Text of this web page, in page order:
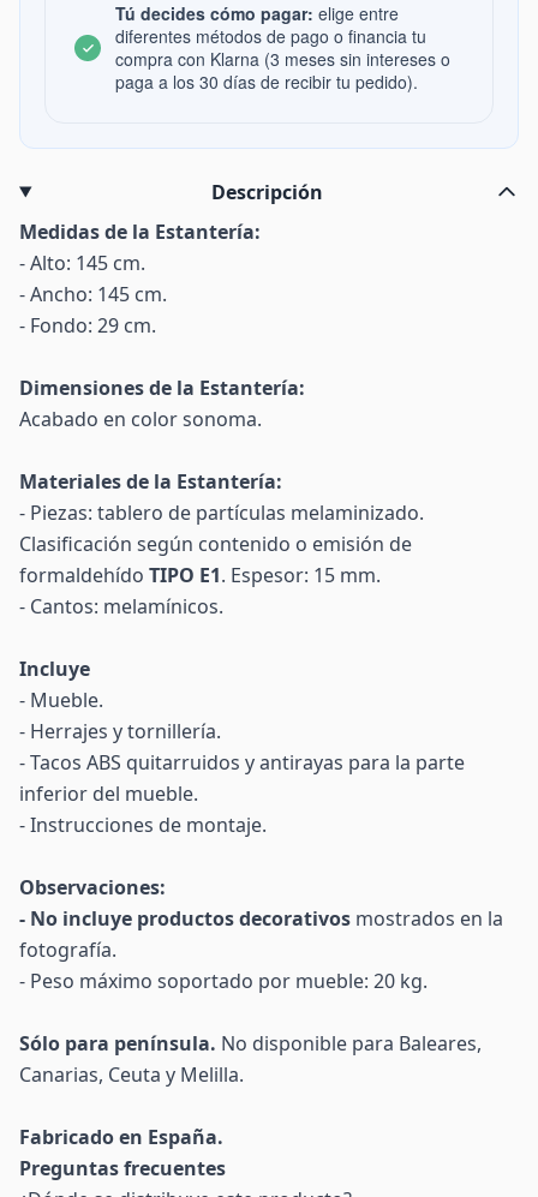
Tú decides cómo pagar: elige entre
diferentes métodos de pago o financia tu
compra con Klarna (3 meses sin intereses o
paga a los 30 días de recibir tu pedido).
Descripción
Medidas de la Estantería:
- Alto: 145 cm.
- Ancho: 145 cm.
- Fondo: 29 cm.
Dimensiones de la Estantería:
Acabado en color sonoma.
Materiales de la Estantería:
- Piezas: tablero de partículas melaminizado.
Clasificación según contenido o emisión de
formaldehído TIPO E1. Espesor: 15 mm.
- Cantos: melamínicos.
Incluye
- Mueble.
- Herrajes y tornillería.
- Tacos ABS quitarruidos y antirayas para la parte
inferior del mueble.
- Instrucciones de montaje.
Observaciones:
- No incluye productos decorativos mostrados en la
fotografía.
- Peso máximo soportado por mueble: 20 kg.
Sólo para península. No disponible para Baleares,
Canarias, Ceuta y Melilla.
Fabricado en España.
Preguntas frecuentes